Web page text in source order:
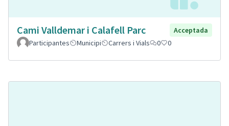
Cami Valldemar i Calafell Parc
Acceptada
Participantes
Municipi Carrers i Vials 0 0